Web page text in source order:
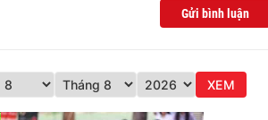
Gửi bình luận
XEM